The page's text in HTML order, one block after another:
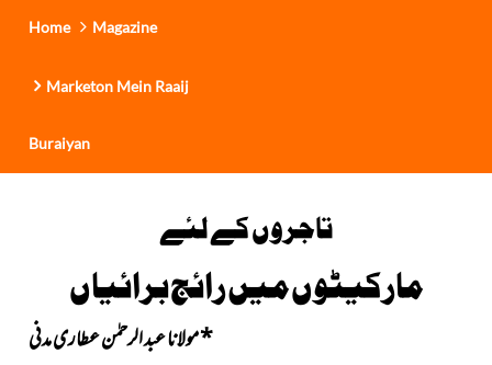
Home Magazine
Marketon Mein Raaij
Buraiyan
تاجروں کے لئے
مارکیٹوں میں رائج برائیاں
*مولانا عبد الرحمٰن عطاری مدنی